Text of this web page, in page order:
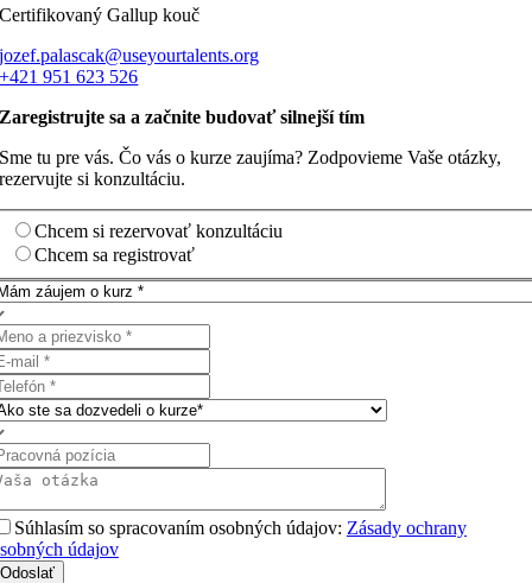
Certifikovaný Gallup kouč
jozef.palascak@useyourtalents.org
+421 951 623 526
Zaregistrujte sa a začnite budovať silnejší tím
Sme tu pre vás. Čo vás o kurze zaujíma? Zodpovieme Vaše otázky,
rezervujte si konzultáciu.
Chcem si rezervovať konzultáciu
Chcem sa registrovať
Súhlasím so spracovaním osobných údajov: Zásady ochrany
údajov
Odoslať